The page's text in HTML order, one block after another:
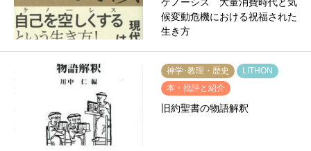
候変動危機における祝福された
生き方
神学･教理・歴史
LITHON
本・批評と紹介
旧約聖書の物語解釈